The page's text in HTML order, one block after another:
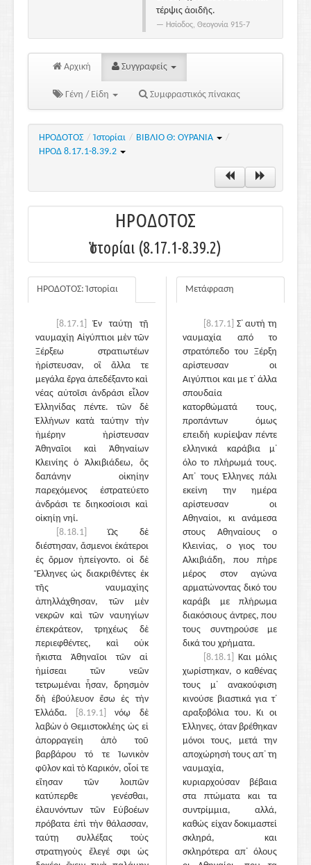
τέρψις ἀοιδῆς.
Ησίοδος, Θεογονία 915-7
Αρχική Συγγραφείς
Γένη / Είδη Συμφραστικός πίνακας
ΗΡΟΔΟΤΟΣ / Ἱστορίαι / ΒΙΒΛΙΟ Θ: ΟΥΡΑΝΙΑ
/
ΗΡΟΔ 8.17.1-8.39.2
ΗΡΟΔΟΤΟΣ
Ἱστορίαι (8.17.1-8.39.2)
ΗΡΟΔΟΤΟΣ: Ἱστορίαι
[8.17.1]
Ἐν ταύτῃ τῇ
ναυμαχίῃ Αἰγύπτιοι μὲν τῶν
Ξέρξεω στρατιωτέων
ἠρίστευσαν, οἳ ἄλλα τε
μεγάλα ἔργα ἀπεδέξαντο καὶ
νέας αὐτοῖσι ἀνδράσι εἷλον
Ἑλληνίδας πέντε. τῶν δὲ
Ἑλλήνων κατὰ ταύτην τὴν
ἡμέρην ἠρίστευσαν
Ἀθηναῖοι καὶ Ἀθηναίων
Κλεινίης ὁ Ἀλκιβιάδεω, ὃς
δαπάνην οἰκηίην
παρεχόμενος ἐστρατεύετο
ἀνδράσι τε διηκοσίοισι καὶ
οἰκηίῃ νηί.
[8.18.1]
Ὡς δὲ
διέστησαν, ἄσμενοι ἑκάτεροι
ἐς ὅρμον ἠπείγοντο. οἱ δὲ
Ἕλληνες ὡς διακριθέντες ἐκ
τῆς ναυμαχίης
ἀπηλλάχθησαν, τῶν μὲν
νεκρῶν καὶ τῶν ναυηγίων
ἐπεκράτεον, τρηχέως δὲ
περιεφθέντες, καὶ οὐκ
ἥκιστα Ἀθηναῖοι τῶν αἱ
ἡμίσεαι τῶν νεῶν
τετρωμέναι ἦσαν, δρησμὸν
δὴ ἐβούλευον ἔσω ἐς τὴν
Ἑλλάδα.
[8.19.1]
νόῳ δὲ
λαβὼν ὁ Θεμιστοκλέης ὡς εἰ
ἀπορραγείη ἀπὸ τοῦ
βαρβάρου τό τε Ἰωνικὸν
φῦλον καὶ τὸ Καρικόν, οἷοί τε
εἴησαν τῶν λοιπῶν
κατύπερθε γενέσθαι,
ἐλαυνόντων τῶν Εὐβοέων
πρόβατα ἐπὶ τὴν θάλασσαν,
ταύτῃ συλλέξας τοὺς
στρατηγοὺς ἔλεγέ σφι ὡς
Μετάφραση
[8.17.1] Σ᾽ αυτή τη
ναυμαχία από το
στρατόπεδο του Ξέρξη
αρίστευσαν οι
Αιγύπτιοι και με τ᾽ άλλα
σπουδαία
κατορθώματά τους,
προπάντων όμως
επειδή κυρίεψαν πέντε
ελληνικά καράβια μ᾽
όλο το πλήρωμά τους.
Απ᾽ τους Έλληνες πάλι
εκείνη την ημέρα
αρίστευσαν οι
Αθηναίοι, κι ανάμεσα
στους Αθηναίους ο
Κλεινίας, ο γιος του
Αλκιβιάδη, που πήρε
μέρος στον αγώνα
αρματώνοντας δικό του
καράβι με πλήρωμα
διακόσιους άντρες, που
τους συντηρούσε με
δικά του χρήματα.
[8.18.1]
Και μόλις
χωρίστηκαν, ο καθένας
τους μ᾽ ανακούφιση
κινούσε βιαστικά για τ᾽
αραξοβόλια του. Κι οι
Έλληνες, όταν βρέθηκαν
μόνοι τους, μετά την
αποχώρησή τους απ᾽ τη
ναυμαχία,
κυριαρχούσαν βέβαια
στα πτώματα και τα
συντρίμμια, αλλά,
καθώς είχαν δοκιμαστεί
σκληρά, και
σκληρότερα απ᾽ όλους